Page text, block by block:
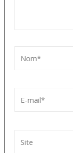
mail*